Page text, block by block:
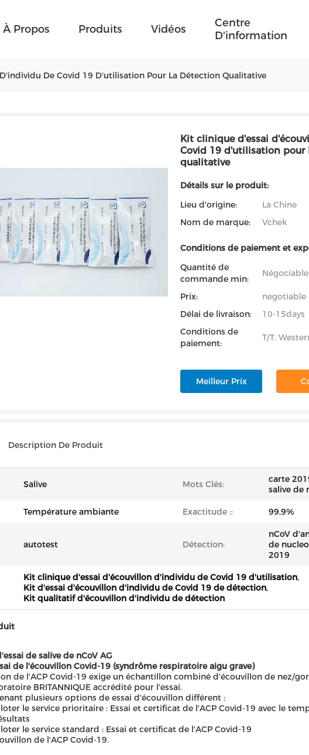
À Propos Produits Vidéos
Centre
D'information
De Covid 19 D'utilisation Pour La Détection Qualitative
Kit clinique d'essai
Covid 19 d'utilisation pour
qualitative
Détails sur le produit:
Lieu d'origine:
La Chine
Nom de marque:
Vchek
Conditions de paiement et
Quantité de
commande min:
Négociable
Prix:
negotiable
Délai de livraison:
10-15days
Conditions de
paiement:
T/T,
Meilleur Prix
Description De Produit
Salive Mots Clés:
carte
salive de
Température ambiante Exactitude :: 99,9%
autotest Détection:
nCoV
de
2019
Kit clinique d'essai d'écouvillon d'individu de Covid 19 d'utilisation,
Kit d'essai d'écouvillon d'individu de Covid 19 de détection,
Kit qualitatif d'écouvillon d'individu de détection
de salive de nCoV AG
de l'écouvillon Covid-19 (syndrôme respiratoire aigu grave)
de l'ACP Covid-19 exige un échantillon combiné d'écouvillon de nez/
BRITANNIQUE accrédité pour l'essai.
plusieurs options de essai d'écouvillon différent :
le service prioritaire : Essai et certificat de l'ACP Covid-19 avec le
le service standard : Essai et certificat de l'ACP Covid-19
de l'ACP Covid-19.